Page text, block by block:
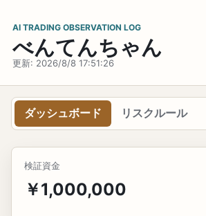
AI TRADING OBSERVATION LOG
べんてんちゃん
更新: 2026/8/8 17:51:26
ダッシュボード リスクルール
検証資金
￥1,000,000